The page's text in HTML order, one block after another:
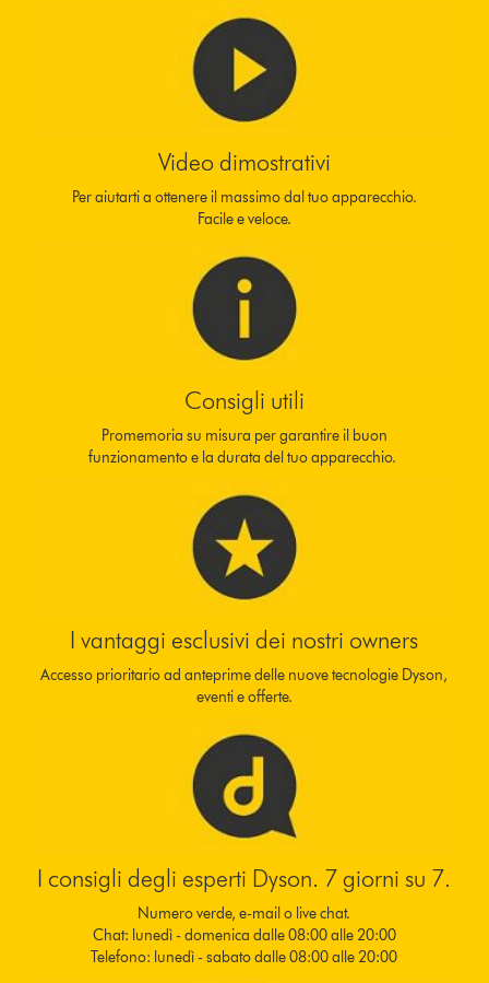
Video dimostrativi
Per aiutarti a ottenere il massimo dal tuo apparecchio.
Facile e veloce.
Consigli utili
Promemoria su misura per garantire il buon
funzionamento e la durata del tuo apparecchio.
I vantaggi esclusivi dei nostri owners
Accesso prioritario ad anteprime delle nuove tecnologie Dyson,
eventi e offerte.
I consigli degli esperti Dyson. 7 giorni su 7.
Numero verde, e-mail o live chat.
Chat: lunedì - domenica dalle 08:00 alle 20:00
Telefono: lunedì - sabato dalle 08:00 alle 20:00